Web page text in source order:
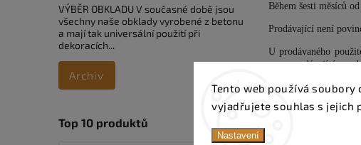
Tento web používá soubory
vyjadřujete souhlas s jejich
Nastavení
VÝBĚR OBKLADU V současné době jsou
všechny naše obklady vyrobené z betonu
a mají tak universální použití při
dekoracích...
Archiv
Top 10 produktů
Během šesti měsíců
Prodávající není
U prodávaného
cenu prodávající
Záruka se
na drobné odlišnosti
jsou jednotlivé
Betonové zboží je